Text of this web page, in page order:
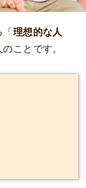
理想的な人
ことです。